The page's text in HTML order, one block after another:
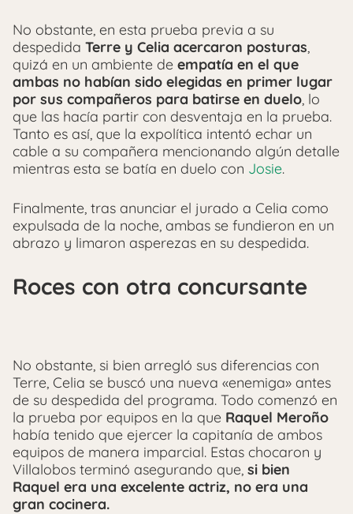
No obstante, en esta prueba previa a su
despedida Terre y Celia acercaron posturas,
quizá en un ambiente de empatía en el que
ambas no habían sido elegidas en primer lugar
por sus compañeros para batirse en duelo, lo
que las hacía partir con desventaja en la prueba.
Tanto es así, que la expolítica intentó echar un
cable a su compañera mencionando algún detalle
mientras esta se batía en duelo con Josie.
Finalmente, tras anunciar el jurado a Celia como
expulsada de la noche, ambas se fundieron en un
abrazo y limaron asperezas en su despedida.
Roces con otra concursante
No obstante, si bien arregló sus diferencias con
Terre, Celia se buscó una nueva «enemiga» antes
de su despedida del programa. Todo comenzó en
la prueba por equipos en la que Raquel Meroño
había tenido que ejercer la capitanía de ambos
equipos de manera imparcial. Estas chocaron y
Villalobos terminó asegurando que, si bien
Raquel era una excelente actriz, no era una
gran cocinera.